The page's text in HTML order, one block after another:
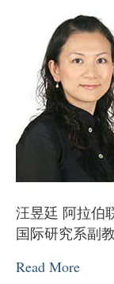
汪昱廷 阿拉伯
国际研究系副
Read More